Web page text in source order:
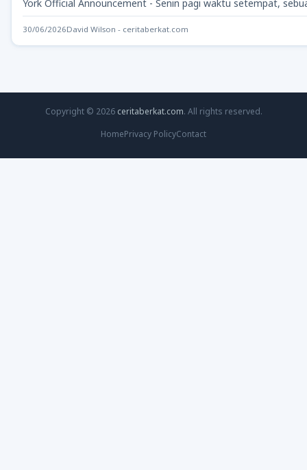
York Official Announcement - Senin pagi waktu setempat,
30/06/2026David Wilson - ceritaberkat.com
Copyright © 2026 ceritaberkat.com. All rights reserved.
HomePrivacy PolicyContact